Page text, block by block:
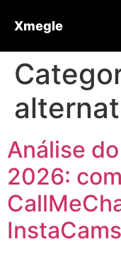
Xmegle
Análise
2026:
InstaCams